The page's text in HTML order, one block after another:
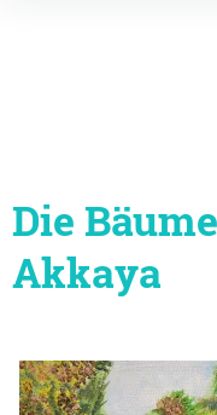
Die
Akkaya